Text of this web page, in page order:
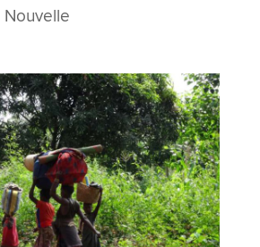
Nouvelle